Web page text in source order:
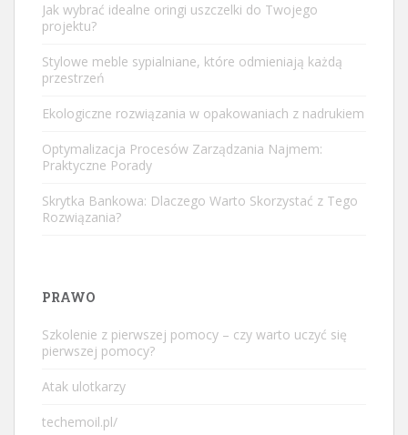
Jak wybrać idealne oringi uszczelki do Twojego
projektu?
Stylowe meble sypialniane, które odmieniają każdą
przestrzeń
Ekologiczne rozwiązania w opakowaniach z nadrukiem
Optymalizacja Procesów Zarządzania Najmem:
Praktyczne Porady
Skrytka Bankowa: Dlaczego Warto Skorzystać z Tego
Rozwiązania?
PRAWO
Szkolenie z pierwszej pomocy – czy warto uczyć się
pierwszej pomocy?
Atak ulotkarzy
techemoil.pl/